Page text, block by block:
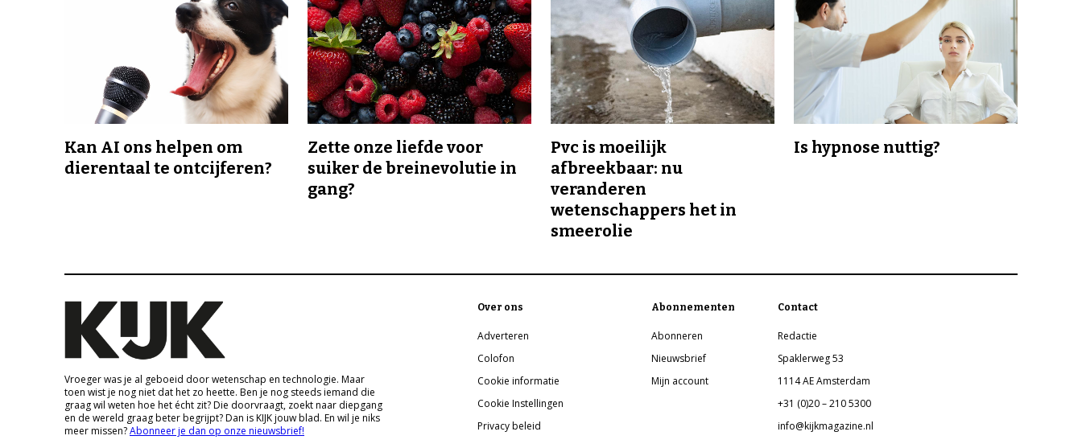
Kan AI ons helpen om
dierentaal te ontcijferen?
Zette onze liefde voor
suiker de breinevolutie in
gang?
Pvc is moeilijk
afbreekbaar: nu
veranderen
wetenschappers het in
smeerolie
Is hypnose nuttig?
Vroeger was je al geboeid door wetenschap en technologie. Maar
toen wist je nog niet dat het zo heette. Ben je nog steeds iemand die
graag wil weten hoe het écht zit? Die doorvraagt, zoekt naar diepgang
en de wereld graag beter begrijpt? Dan is KIJK jouw blad. En wil je niks
meer missen?Abonneer je dan op onze nieuwsbrief!
Over ons
Adverteren
Colofon
Cookie informatie
Cookie Instellingen
Privacy beleid
Abonnementen
Abonneren
Nieuwsbrief
Mijn account
Contact
Redactie
Spaklerweg 53
1114 AE Amsterdam
+31 (0)20 – 210 5300
info@kijkmagazine.nl